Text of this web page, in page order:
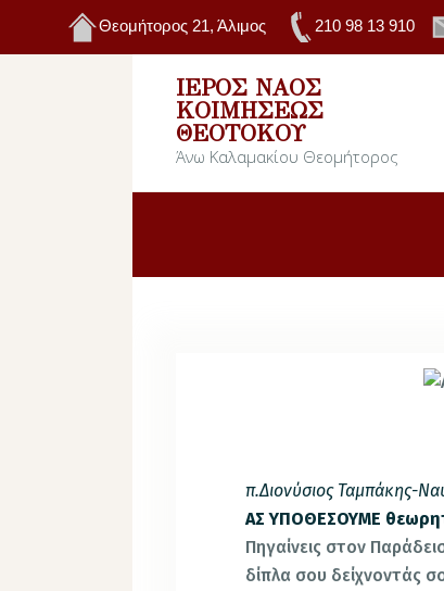
Θεομήτορος 21, Άλιμος 210 98 13 910
ΙΕΡΌΣ ΝΑΌΣ
ΚΟΙΜΉΣΕΩΣ
ΘΕΟΤΌΚΟΥ
Άνω Καλαμακίου Θεομήτορος
π.Διονύσιος Ταμπάκης-
ΑΣ ΥΠΟΘΕΣΟΥΜΕ
Πηγαίνεις στον
δίπλα σου δείχνοντάς